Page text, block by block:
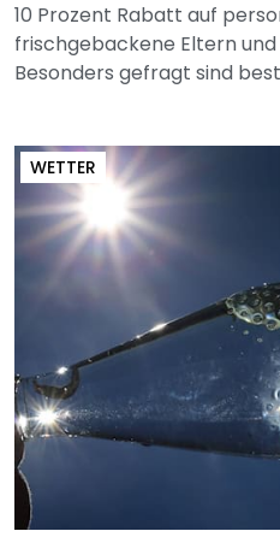
10 Prozent Rabatt auf
frischgebackene Eltern und
Besonders gefragt sind
WETTER